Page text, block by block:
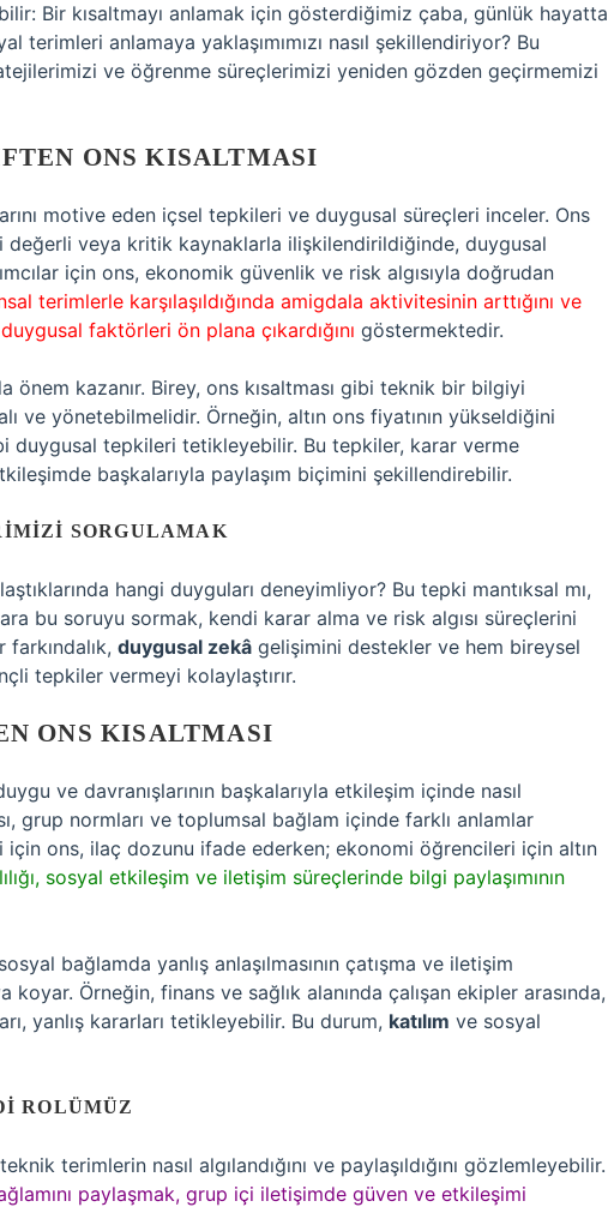
Bir kısaltmayı anlamak için gösterdiğimiz çaba, günlük hayatta
terimleri anlamaya yaklaşımımızı nasıl şekillendiriyor? Bu
ve öğrenme süreçlerimizi yeniden gözden geçirmemizi
ONS KISALTMASI
motive eden içsel tepkileri ve duygusal süreçleri inceler. Ons
değerli veya kritik kaynaklarla ilişkilendirildiğinde, duygusal
için ons, ekonomik güvenlik ve risk algısıyla doğrudan
terimlerle karşılaşıldığında amigdala aktivitesinin arttığını ve
faktörleri ön plana çıkardığını göstermektedir.
önem kazanır. Birey, ons kısaltması gibi teknik bir bilgiyi
ve yönetebilmelidir. Örneğin, altın ons fiyatının yükseldiğini
duygusal tepkileri tetikleyebilir. Bu tepkiler, karar verme
başkalarıyla paylaşım biçimini şekillendirebilir.
SORGULAMAK
hangi duyguları deneyimliyor? Bu tepki mantıksal mı,
bu soruyu sormak, kendi karar alma ve risk algısı süreçlerini
duygusal zekâ gelişimini destekler ve hem bireysel
tepkiler vermeyi kolaylaştırır.
ONS KISALTMASI
ve davranışlarının başkalarıyla etkileşim içinde nasıl
grup normları ve toplumsal bağlam içinde farklı anlamlar
için ons, ilaç dozunu ifade ederken; ekonomi öğrencileri için altın
sosyal etkileşim ve iletişim süreçlerinde bilgi paylaşımının
bağlamda yanlış anlaşılmasının çatışma ve iletişim
Örneğin, finans ve sağlık alanında çalışan ekipler arasında,
yanlış kararları tetikleyebilir. Bu durum, katılım ve sosyal
ROLÜMÜZ
terimlerin nasıl algılandığını ve paylaşıldığını gözlemleyebilir.
paylaşmak, grup içi iletişimde güven ve etkileşimi